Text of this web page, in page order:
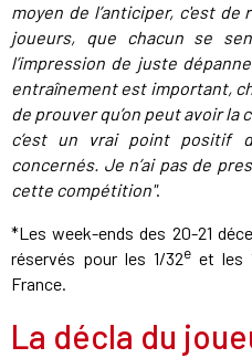
moyen de l’anticiper, c'est
joueurs, que chacun se
l’impression de juste
entraînement est important,
de prouver qu’on peut avoir la
c’est un vrai point positif
concernés. Je n’ai pas de
cette compétition".
*Les week-ends des 20-21
réservés pour les 1/32eet les
France.
La décla du